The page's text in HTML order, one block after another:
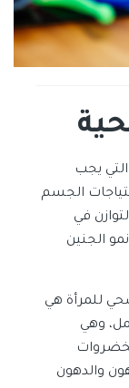
يجب
الجسم
في
الجنين
للمرأة هي
وهي
والدهون